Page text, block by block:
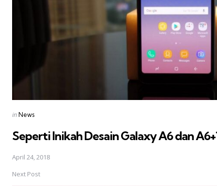
Posted
inNews
Seperti Inikah Desain Galaxy A6 dan
April 24, 2018
Next Post